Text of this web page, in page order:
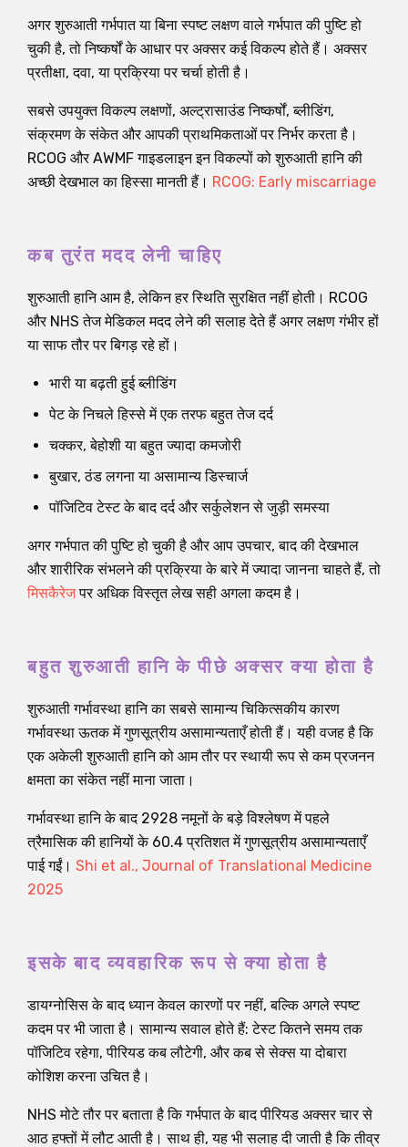
अगर शुरुआती गर्भपात या बिना स्पष्ट लक्षण वाले गर्भपात की पुष्टि हो
चुकी है, तो निष्कर्षों के आधार पर अक्सर कई विकल्प होते हैं। अक्सर
प्रतीक्षा, दवा, या प्रक्रिया पर चर्चा होती है।
सबसे उपयुक्त विकल्प लक्षणों, अल्ट्रासाउंड निष्कर्षों, ब्लीडिंग,
संक्रमण के संकेत और आपकी प्राथमिकताओं पर निर्भर करता है।
RCOG और AWMF गाइडलाइन इन विकल्पों को शुरुआती हानि की
अच्छी देखभाल का हिस्सा मानती हैं। RCOG: Early miscarriage
कब तुरंत मदद लेनी चाहिए
शुरुआती हानि आम है, लेकिन हर स्थिति सुरक्षित नहीं होती। RCOG
और NHS तेज मेडिकल मदद लेने की सलाह देते हैं अगर लक्षण गंभीर हों
या साफ तौर पर बिगड़ रहे हों।
भारी या बढ़ती हुई ब्लीडिंग
पेट के निचले हिस्से में एक तरफ बहुत तेज दर्द
चक्कर, बेहोशी या बहुत ज्यादा कमजोरी
बुखार, ठंड लगना या असामान्य डिस्चार्ज
पॉजिटिव टेस्ट के बाद दर्द और सर्कुलेशन से जुड़ी समस्या
अगर गर्भपात की पुष्टि हो चुकी है और आप उपचार, बाद की देखभाल
और शारीरिक संभलने की प्रक्रिया के बारे में ज्यादा जानना चाहते हैं, तो
मिसकैरेजपर अधिक विस्तृत लेख सही अगला कदम है।
बहुत शुरुआती हानि के पीछे अक्सर क्या होता है
शुरुआती गर्भावस्था हानि का सबसे सामान्य चिकित्सकीय कारण
गर्भावस्था ऊतक में गुणसूत्रीय असामान्यताएँ होती हैं। यही वजह है कि
एक अकेली शुरुआती हानि को आम तौर पर स्थायी रूप से कम प्रजनन
क्षमता का संकेत नहीं माना जाता।
गर्भावस्था हानि के बाद 2928 नमूनों के बड़े विश्लेषण में पहले
त्रैमासिक की हानियों के 60.4 प्रतिशत में गुणसूत्रीय असामान्यताएँ
पाई गईं। Shi et al., Journal of Translational Medicine
2025
इसके बाद व्यवहारिक रूप से क्या होता है
डायग्नोसिस के बाद ध्यान केवल कारणों पर नहीं, बल्कि अगले स्पष्ट
कदम पर भी जाता है। सामान्य सवाल होते हैं: टेस्ट कितने समय तक
पॉजिटिव रहेगा, पीरियड कब लौटेगी, और कब से सेक्स या दोबारा
कोशिश करना उचित है।
NHS मोटे तौर पर बताता है कि गर्भपात के बाद पीरियड अक्सर चार से
आठ हफ्तों में लौट आती है। साथ ही, यह भी सलाह दी जाती है कि तीव्र